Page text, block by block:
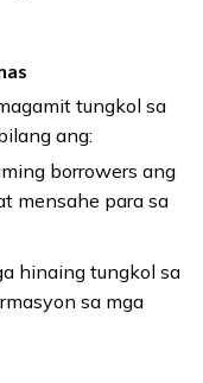
tungkol sa
ang:
borrowers ang
mensahe para sa
hinaing tungkol sa
sa mga